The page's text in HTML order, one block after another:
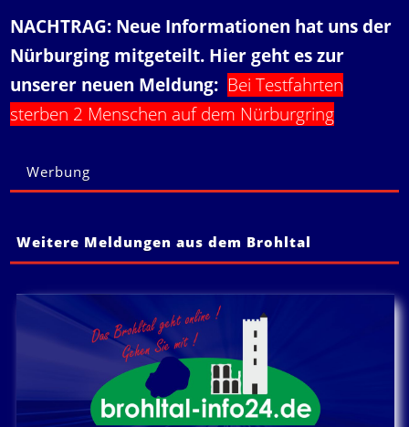
NACHTRAG: Neue Informationen hat uns der
Nürburging mitgeteilt. Hier geht es zur
unserer neuen Meldung: Bei Testfahrten
sterben 2 Menschen auf dem Nürburgring
Werbung
Weitere Meldungen aus dem Brohltal